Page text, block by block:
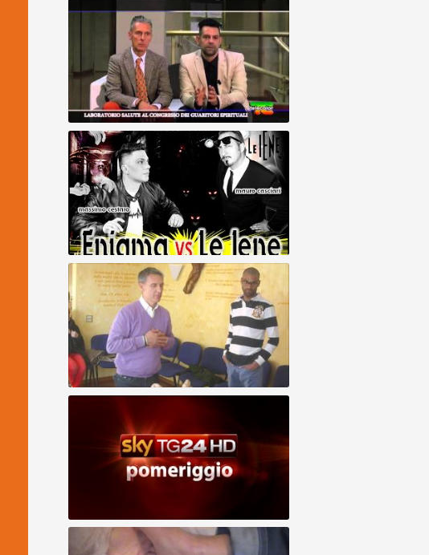
Forschung Juli 2014
Sintesi de Congresso Internazionale di
Guaritori Spirituali
Allineamento Divino - Enigma VS Iene
(SERVIZIO INTEGRALE)
ALLINEAMENTO DIVINO - Nilvio
Guarigioni Spirituali, Allineamento Divino,